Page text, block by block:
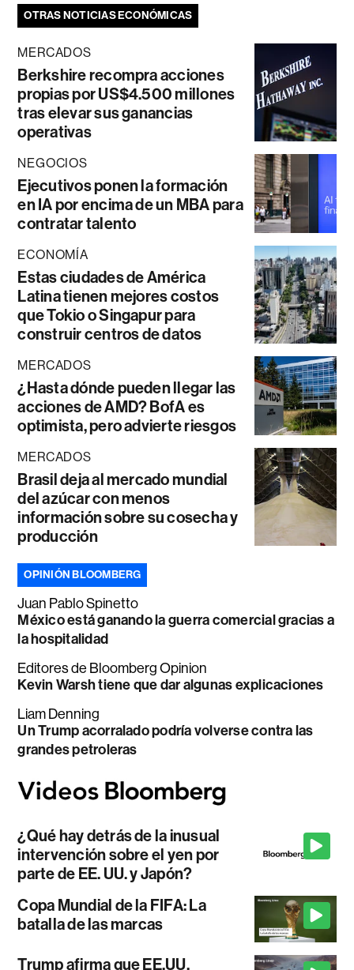
OTRAS NOTICIAS ECONÓMICAS
MERCADOS
Berkshire recompra acciones
propias por US$4.500 millones
tras elevar sus ganancias
operativas
NEGOCIOS
Ejecutivos ponen la formación
en IA por encima de un MBA para
contratar talento
ECONOMÍA
Estas ciudades de América
Latina tienen mejores costos
que Tokio o Singapur para
construir centros de datos
MERCADOS
¿Hasta dónde pueden llegar las
acciones de AMD? BofA es
optimista, pero advierte riesgos
MERCADOS
Brasil deja al mercado mundial
del azúcar con menos
información sobre su cosecha y
producción
OPINIÓN BLOOMBERG
Juan Pablo Spinetto
México está ganando la guerra comercial gracias a
la hospitalidad
Editores de Bloomberg Opinion
Kevin Warsh tiene que dar algunas explicaciones
Liam Denning
Un Trump acorralado podría volverse contra las
grandes petroleras
¿Qué hay detrás de la inusual
intervención sobre el yen por
parte de EE. UU. y Japón?
Copa Mundial de la FIFA: La
batalla de las marcas
Trump afirma que EE.UU.